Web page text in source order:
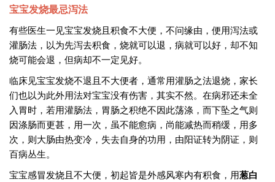
宝宝发烧最忌泻法
有些医生一见宝宝发烧且积食不大便，不问缘由，便用泻法或
灌肠法，以为先泻去积食，烧就可以退，病就可以好，却不知
烧可能会退，但病却不一定见好。
临床见宝宝发烧不退且不大便者，通常用灌肠之法退烧，家长
们也以为此外用法对宝宝没有伤害，其实不然。在病邪还未全
入胃时，若用灌肠法，胃肠之积绝不因此荡涤，而下坠之气则
因涤肠而更甚，用一次，虽不能愈病，尚能减热而稍缓，用多
次，则大肠由热变冷，失去自身的功用，由阳证转为阴证，则
百病丛生。
宝宝感冒发烧且不大便，初起皆是外感风寒内有积食，用葱白